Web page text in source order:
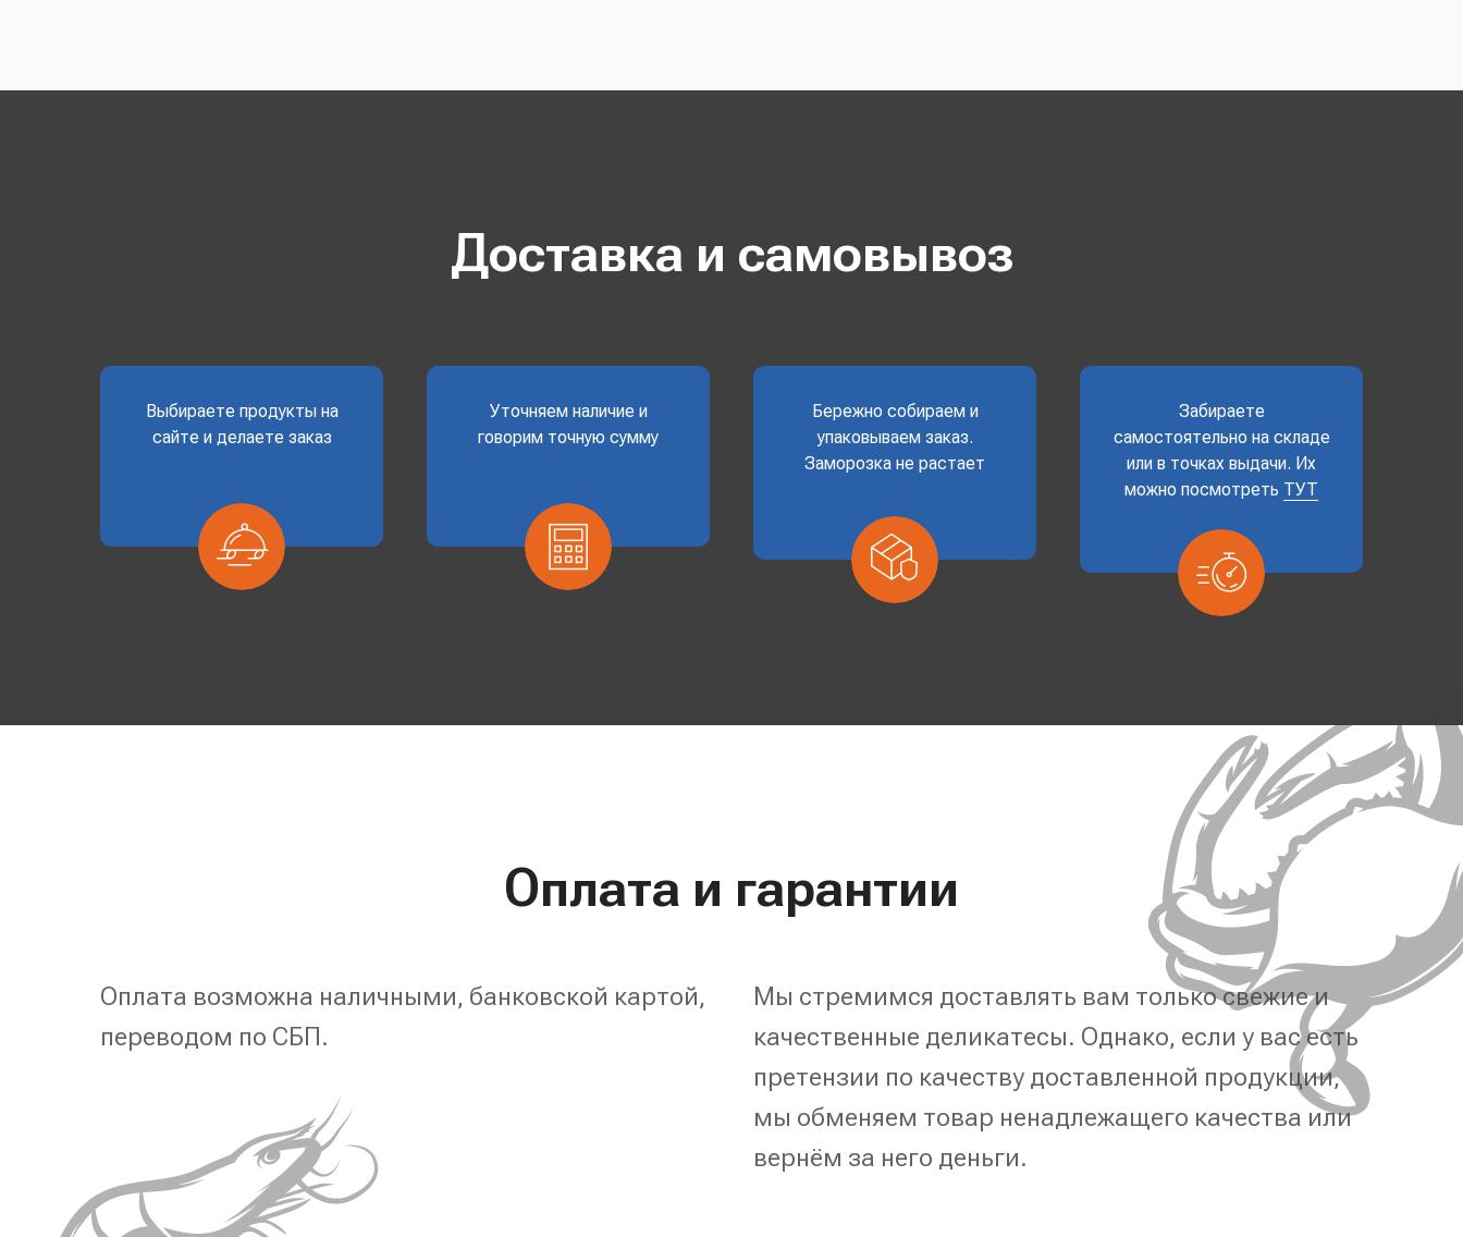
Доставка и самовывоз
Выбираете продукты на
сайте и делаете заказ
Уточняем наличие и
говорим точную сумму
Бережно собираем и
упаковываем заказ.
Заморозка не растает
Забираете
самостоятельно на складе
или в точках выдачи. Их
можно посмотреть ТУТ
Оплата и гарантии
Оплата возможна наличными, банковской картой,
переводом по СБП.
Мы стремимся доставлять вам только свежие и
качественные деликатесы. Однако, если у вас есть
претензии по качеству доставленной продукции,
мы обменяем товар ненадлежащего качества или
вернём за него деньги.